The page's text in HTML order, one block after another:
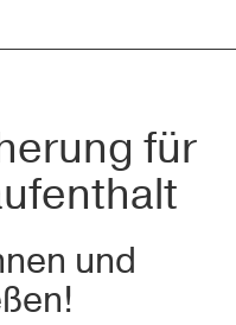
für
und